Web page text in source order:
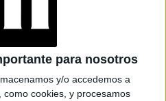
para nosotros
y/o accedemos a
cookies, y procesamos
Publicitario